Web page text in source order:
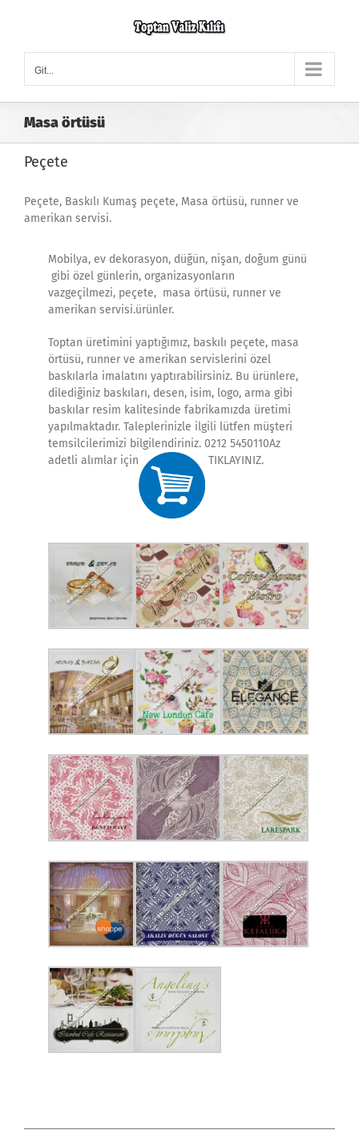
Git...
Masa örtüsü
Peçete
Peçete, Baskılı Kumaş peçete, Masa örtüsü, runner ve
amerikan servisi.
Mobilya, ev dekorasyon, düğün, nişan, doğum günü
gibi özel günlerin, organizasyonların
vazgeçilmezi, peçete, masa örtüsü, runner ve
amerikan servisi.ürünler.
Toptan üretimini yaptığımız, baskılı peçete, masa
örtüsü, runner ve amerikan servislerini özel
baskılarla imalatını yaptırabilirsiniz. Bu ürünlere,
dilediğiniz baskıları, desen, isim, logo, arma gibi
baskılar resim kalitesinde fabrikamızda üretimi
yapılmaktadır. Taleplerinizle ilgili lütfen müşteri
temsilcilerimizi bilgilendiriniz. 0212 5450110Az
adetli alımlar için
TIKLAYINIZ.